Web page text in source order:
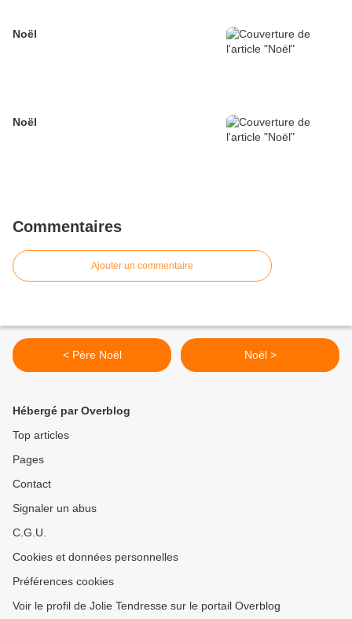
Noël
Noël
Commentaires
Ajouter un commentaire
< Père Noël Noël >
Hébergé par Overblog
Top articles
Pages
Contact
Signaler un abus
C.G.U.
Cookies et données personnelles
Préférences cookies
Voir le profil de Jolie Tendresse sur le portail Overblog